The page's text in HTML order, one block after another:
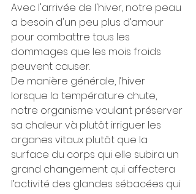
Avec l'arrivée de l'hiver, notre peau
a besoin d'un peu plus d’amour
pour combattre tous les
dommages que les mois froids
peuvent causer.
De manière générale, l’hiver
lorsque la température chute,
notre organisme voulant préserver
sa chaleur và plutôt irriguer les
organes vitaux plutôt que la
surface du corps qui elle subira un
grand changement qui affectera
l’activité des glandes sébacées qui